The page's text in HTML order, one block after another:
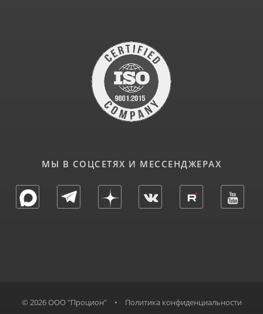
МЫ В СОЦСЕТЯХ И МЕССЕНДЖЕРАХ
© 2026 ООО "Процион" • Политика конфиденциальности